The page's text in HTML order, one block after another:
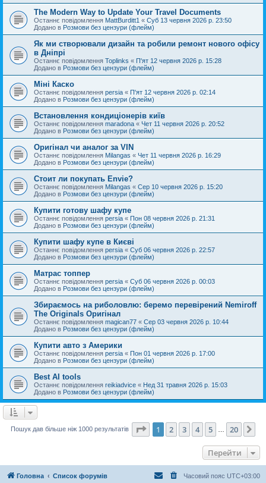
The Modern Way to Update Your Travel Documents
Останнє повідомлення MattBurditt1 « Суб 13 червня 2026 р. 23:50
Додано в Розмови без цензури (флейм)
Як ми створювали дизайн та робили ремонт нового офісу
в Дніпрі
Останнє повідомлення Toplinks « П'ят 12 червня 2026 р. 15:28
Додано в Розмови без цензури (флейм)
Міні Каско
Останнє повідомлення persia « П'ят 12 червня 2026 р. 02:14
Додано в Розмови без цензури (флейм)
Встановлення кондиціонерів київ
Останнє повідомлення maradona « Чет 11 червня 2026 р. 20:52
Додано в Розмови без цензури (флейм)
Оригінал чи аналог за VIN
Останнє повідомлення Milangas « Чет 11 червня 2026 р. 16:29
Додано в Розмови без цензури (флейм)
Стоит ли покупать Envie?
Останнє повідомлення Milangas « Сер 10 червня 2026 р. 15:20
Додано в Розмови без цензури (флейм)
Купити готову шафу купе
Останнє повідомлення persia « Пон 08 червня 2026 р. 21:31
Додано в Розмови без цензури (флейм)
Купити шафу купе в Києві
Останнє повідомлення persia « Суб 06 червня 2026 р. 22:57
Додано в Розмови без цензури (флейм)
Матрас топпер
Останнє повідомлення persia « Суб 06 червня 2026 р. 00:03
Додано в Розмови без цензури (флейм)
Збираємось на риболовлю: беремо перевірений Nemiroff
The Originals Оригінал
Останнє повідомлення magican77 « Сер 03 червня 2026 р. 10:44
Додано в Розмови без цензури (флейм)
Купити авто з Америки
Останнє повідомлення persia « Пон 01 червня 2026 р. 17:00
Додано в Розмови без цензури (флейм)
Best AI tools
Останнє повідомлення reikiadvice « Нед 31 травня 2026 р. 15:03
Додано в Розмови без цензури (флейм)
Пошук дав більше ніж 1000 результатів Сторінка 1 20
1 2 3 4 5 20
Перейти
Головна Список форумів Часовий пояс UTC+03:00